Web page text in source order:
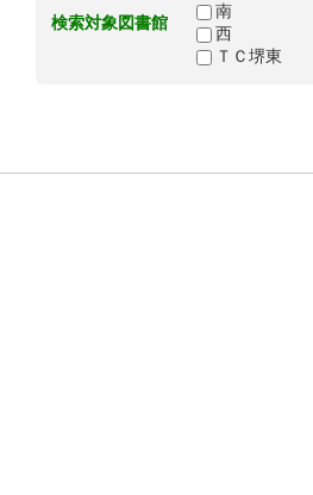
検索対象図書館
南
西
ＴＣ堺東